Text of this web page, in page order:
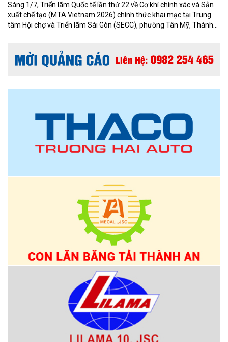
Sáng 1/7, Triển lãm Quốc tế lần thứ 22 về Cơ khí chính xác và Sản
xuất chế tạo (MTA Vietnam 2026) chính thức khai mạc tại Trung
tâm Hội chợ và Triển lãm Sài Gòn (SECC), phường Tân Mỹ, Thành
cơ khí, chế tạo và công nghiệp hỗ trợ trong bối cảnh sản xuất thông
minh đang phát triển mạnh mẽ.